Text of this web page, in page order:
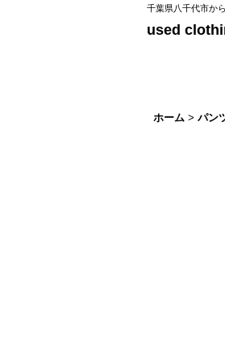
千葉県八千代市か
used
ホーム > パン